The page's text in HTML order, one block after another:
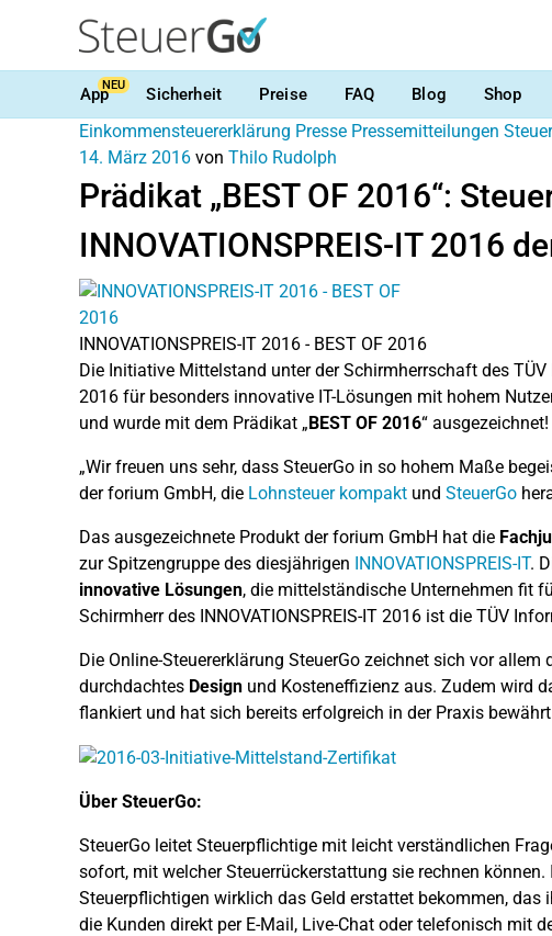
AppNEU Sicherheit Preise FAQ Blog Shop
Einkommensteuererklärung Presse Pressemitteilungen
14. März 2016 von Thilo Rudolph
Prädikat „BEST OF 2016“:
INNOVATIONSPREIS-IT 2016
INNOVATIONSPREIS-IT 2016 - BEST OF 2016
Die Initiative Mittelstand unter der Schirmherrschaft des TÜV
2016 für besonders innovative IT-Lösungen mit hohem
und wurde mit dem Prädikat „BEST OF 2016“ ausgezeichnet!
„Wir freuen uns sehr, dass SteuerGo in so hohem Maße
der forium GmbH, die Lohnsteuer kompakt und SteuerGo
Das ausgezeichnete Produkt der forium GmbH hat die
zur Spitzengruppe des diesjährigen INNOVATIONSPREIS-IT.
innovative Lösungen, die mittelständische Unternehmen fit
Schirmherr des INNOVATIONSPREIS-IT 2016 ist die TÜV
Die Online-Steuererklärung SteuerGo zeichnet sich vor allem
durchdachtes Design und Kosteneffizienz aus. Zudem wird
flankiert und hat sich bereits erfolgreich in der Praxis
Über SteuerGo:
SteuerGo leitet Steuerpflichtige mit leicht verständlichen
sofort, mit welcher Steuerrückerstattung sie rechnen
Steuerpflichtigen wirklich das Geld erstattet bekommen, das
die Kunden direkt per E-Mail, Live-Chat oder telefonisch mit